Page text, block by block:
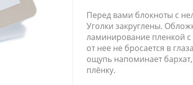
Перед вами блокноты с
Уголки закруглены.
ламинирование пленкой
от нее не бросается в
ощупь напоминает
плёнку.